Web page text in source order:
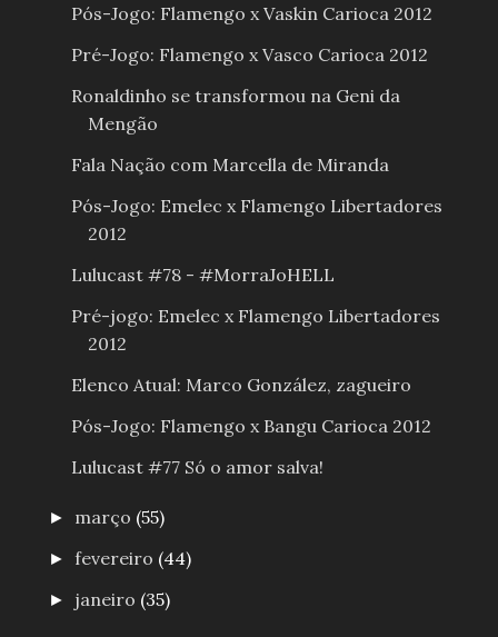
Pós-Jogo: Flamengo x Vaskin Carioca 2012
Pré-Jogo: Flamengo x Vasco Carioca 2012
Ronaldinho se transformou na Geni da
Mengão
Fala Nação com Marcella de Miranda
Pós-Jogo: Emelec x Flamengo Libertadores
2012
Lulucast #78 - #MorraJoHELL
Pré-jogo: Emelec x Flamengo Libertadores
2012
Elenco Atual: Marco González, zagueiro
Pós-Jogo: Flamengo x Bangu Carioca 2012
Lulucast #77 Só o amor salva!
► março (55)
►fevereiro (44)
► janeiro (35)